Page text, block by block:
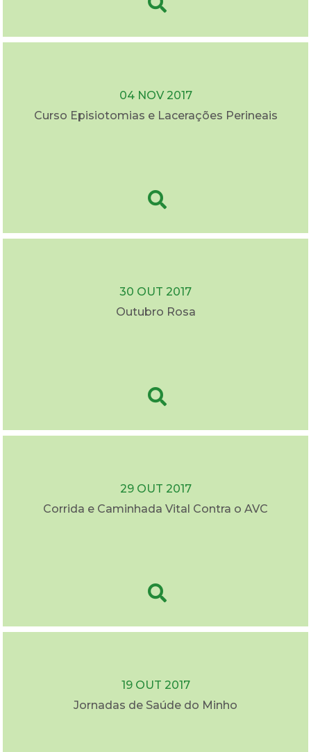
04 NOV 2017
Curso Episiotomias e Lacerações Perineais
30 OUT 2017
Outubro Rosa
29 OUT 2017
Corrida e Caminhada Vital Contra o AVC
19 OUT 2017
Jornadas de Saúde do Minho